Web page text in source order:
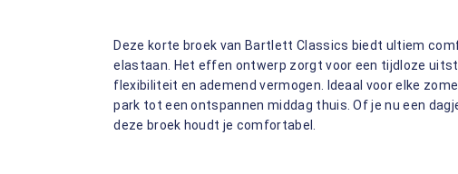
Deze korte broek van Bartlett Classics biedt ultiem
elastaan. Het effen ontwerp zorgt voor een tijdloze
flexibiliteit en ademend vermogen. Ideaal voor elke
park tot een ontspannen middag thuis. Of je nu een
deze broek houdt je comfortabel.